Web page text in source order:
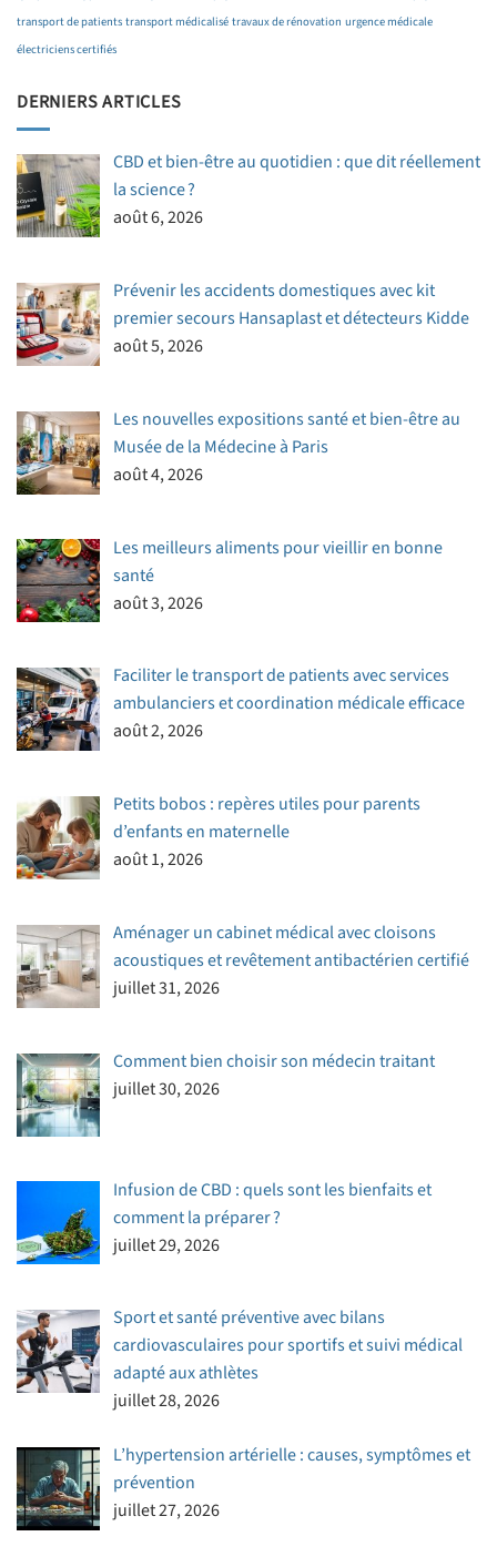
transport de patients transport médicalisé travaux de rénovation urgence médicale
électriciens certifiés
DERNIERS ARTICLES
CBD et bien-être au quotidien : que dit réellement
la science ?
août 6, 2026
Prévenir les accidents domestiques avec kit
premier secours Hansaplast et détecteurs Kidde
août 5, 2026
Les nouvelles expositions santé et bien-être au
Musée de la Médecine à Paris
août 4, 2026
Les meilleurs aliments pour vieillir en bonne
santé
août 3, 2026
Faciliter le transport de patients avec services
ambulanciers et coordination médicale efficace
août 2, 2026
Petits bobos : repères utiles pour parents
d’enfants en maternelle
août 1, 2026
Aménager un cabinet médical avec cloisons
acoustiques et revêtement antibactérien certifié
juillet 31, 2026
Comment bien choisir son médecin traitant
juillet 30, 2026
Infusion de CBD : quels sont les bienfaits et
comment la préparer ?
juillet 29, 2026
Sport et santé préventive avec bilans
cardiovasculaires pour sportifs et suivi médical
adapté aux athlètes
juillet 28, 2026
L’hypertension artérielle : causes, symptômes et
prévention
juillet 27, 2026